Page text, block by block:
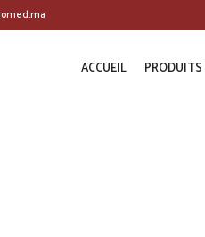
ACCUEIL